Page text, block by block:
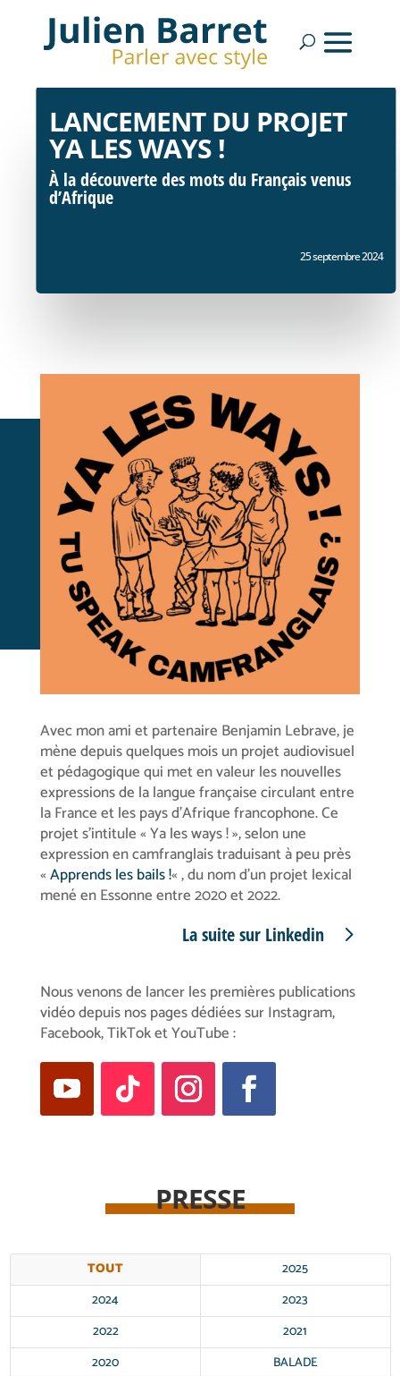
LANCEMENT DU PROJET
YA LES WAYS !
À la découverte des mots du Français venus
d’Afrique
25 septembre 2024
Avec mon ami et partenaire Benjamin Lebrave, je
mène depuis quelques mois un projet audiovisuel
et pédagogique qui met en valeur les nouvelles
expressions de la langue française circulant entre
la France et les pays d’Afrique francophone. Ce
projet s’intitule « Ya les ways ! », selon une
expression en camfranglais traduisant à peu près
«Apprends les bails !« , du nom d’un projet lexical
mené en Essonne entre 2020 et 2022.
La suite sur Linkedin
Nous venons de lancer les premières publications
vidéo depuis nos pages dédiées sur Instagram,
Facebook, TikTok et YouTube :
PRESSE
TOUT
2025
2024
2023
2022
2021
2020
BALADE